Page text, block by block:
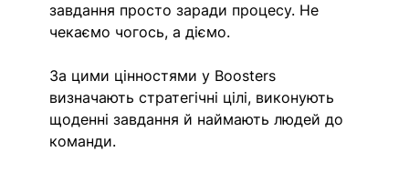
завдання просто заради процесу. Не
чекаємо чогось, а діємо.
За цими цінностями у Boosters
визначають стратегічні цілі, виконують
щоденні завдання й наймають людей до
команди.